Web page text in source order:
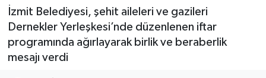
İzmit Belediyesi, şehit aileleri ve gazileri
Dernekler Yerleşkesi’nde düzenlenen iftar
programında ağırlayarak birlik ve beraberlik
mesajı verdi